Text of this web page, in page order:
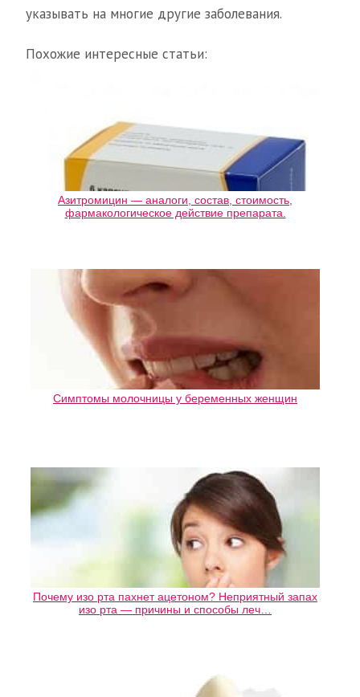
указывать на многие другие заболевания.
Похожие интересные статьи:
Азитромицин — аналоги, состав, стоимость,
фармакологическое действие препарата.
Симптомы молочницы у беременных женщин
Почему изо рта пахнет ацетоном? Неприятный запах
изо рта — причины и способы леч…